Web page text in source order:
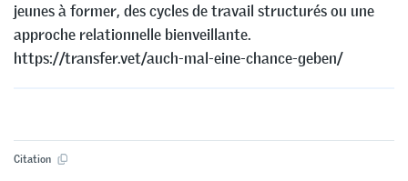
jeunes à former, des cycles de travail structurés ou une
approche relationnelle bienveillante.
https://transfer.vet/auch-mal-eine-chance-geben/
Citation